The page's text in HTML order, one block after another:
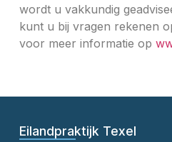
wordt u vakkundig
kunt u bij vragen rekenen
voor meer informatie op
Eilandpraktijk Texel